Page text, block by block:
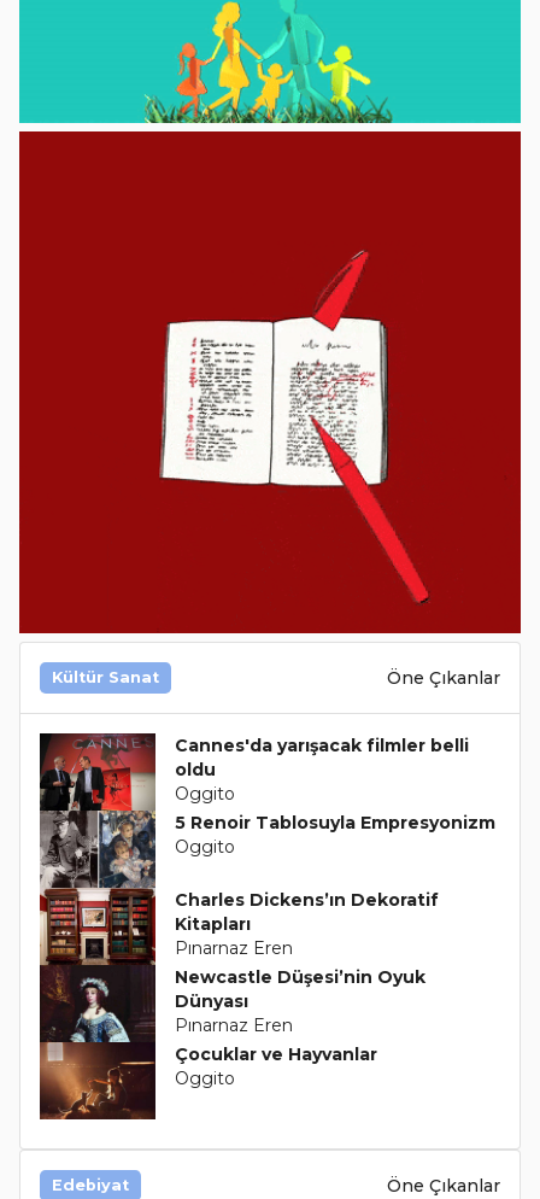
Kültür Sanat Öne Çıkanlar
Cannes'da yarışacak filmler belli
oldu
Oggito
5 Renoir Tablosuyla Empresyonizm
Oggito
Charles Dickens’ın Dekoratif
Kitapları
Pınarnaz Eren
Newcastle Düşesi’nin Oyuk
Dünyası
Pınarnaz Eren
Çocuklar ve Hayvanlar
Oggito
Edebiyat Öne Çıkanlar